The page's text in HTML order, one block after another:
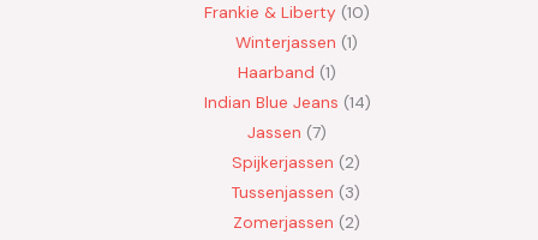
Frankie & Liberty 10
Winterjassen 1
Haarband 1
Indian Blue Jeans 14
Jassen 7
Spijkerjassen
2
Tussenjassen
3
Zomerjassen 2